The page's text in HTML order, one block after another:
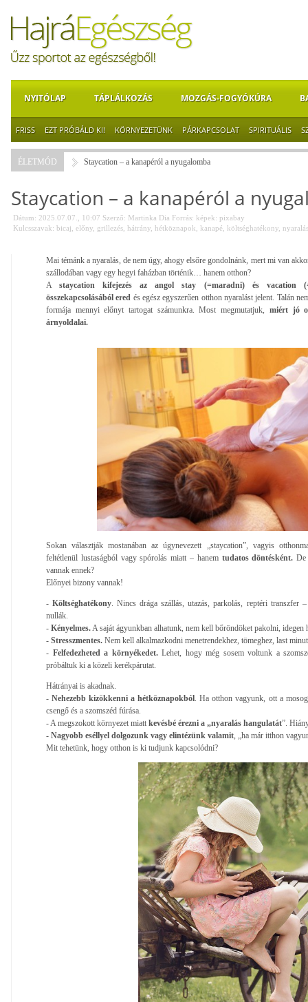
NYITÓLAP TÁPLÁLKOZÁS MOZGÁS-FOGYÓKÚRA
FRISS EZT PRÓBÁLD KI! KÖRNYEZETÜNK PÁRKAPCSOLAT SPIRITUÁLIS
ÉLETMÓD Staycation – a kanapéról a nyugalomba
Staycation – a kanapéról a
Dátum: 2025.07.07., 10:07 Szerző: Martinka Dia Forrás: képek: pixabay
Kulcsszavak: bicaj előny grillezés hátrány hétköznapok kanapé költséghatékony nyaralás
Mai témánk a nyaralás, de nem úgy, ahogy elsőre gondolnánk, mert mi van
szállodában vagy egy hegyi faházban történik… hanem otthon?
Astaycation kifejezés az angol stay (=maradni) és vacation
összekapcsolásából ered és egész egyszerűen otthon nyaralást jelent. Talán
formája mennyi előnyt tartogat számunkra. Most megmutatjuk, miért jó
árnyoldalai.
Sokan választják mostanában az úgynevezett „staycation”, vagyis
feltétlenül lustaságból vagy spórolás miatt – hanem tudatos döntésként. De
vannak ennek?
Előnyei bizony vannak!
-Költséghatékony . Nincs drága szállás, utazás, parkolás, reptéri transzfer
nullák.
- Kényelmes. A saját ágyunkban alhatunk, nem kell bőröndöket pakolni, idegen
- Stresszmentes. Nem kell alkalmazkodni menetrendekhez, tömeghez, last
- Felfedezheted a környékedet.Lehet, hogy még sosem voltunk a
próbáltuk ki a közeli kerékpárutat.
Hátrányai is akadnak.
-Nehezebb kizökkenni a hétköznapokból . Ha otthon vagyunk, ott a
csengő és a szomszéd fúrása.
- A megszokott környezet miatt kevésbé érezni a „nyaralás hangulatát”.
- Nagyobb eséllyel dolgozunk vagy elintézünk valamit , „ha már itthon
Mit tehetünk, hogy otthon is ki tudjunk kapcsolódni?